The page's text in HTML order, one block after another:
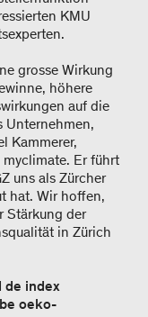
KMU
grosse Wirkung
höhere
auf die
Unternehmen,
Kammerer,
Er führt
uns als Zürcher
hat. Wir hoffen,
Stärkung der
in Zürich
de index
oeko-